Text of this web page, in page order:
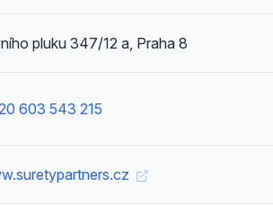
pluku 347/12 a, Praha 8
603 543 215